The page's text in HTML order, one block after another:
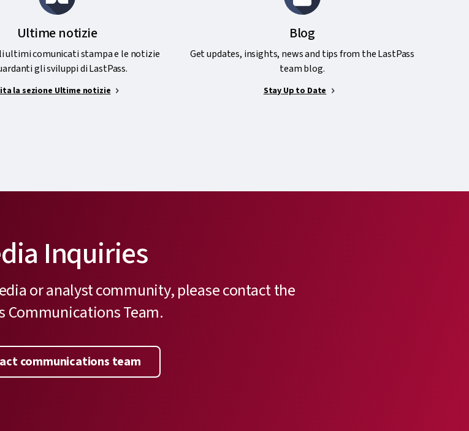
Ultime notizie
ultimi comunicati stampa e le notizie
gli sviluppi di LastPass.
la sezione Ultime notizie
Blog
Get updates, insights, news and tips from the LastPass
team blog.
Stay Up to Date
Inquiries
or analyst community, please contact the
Communications Team.
communications team